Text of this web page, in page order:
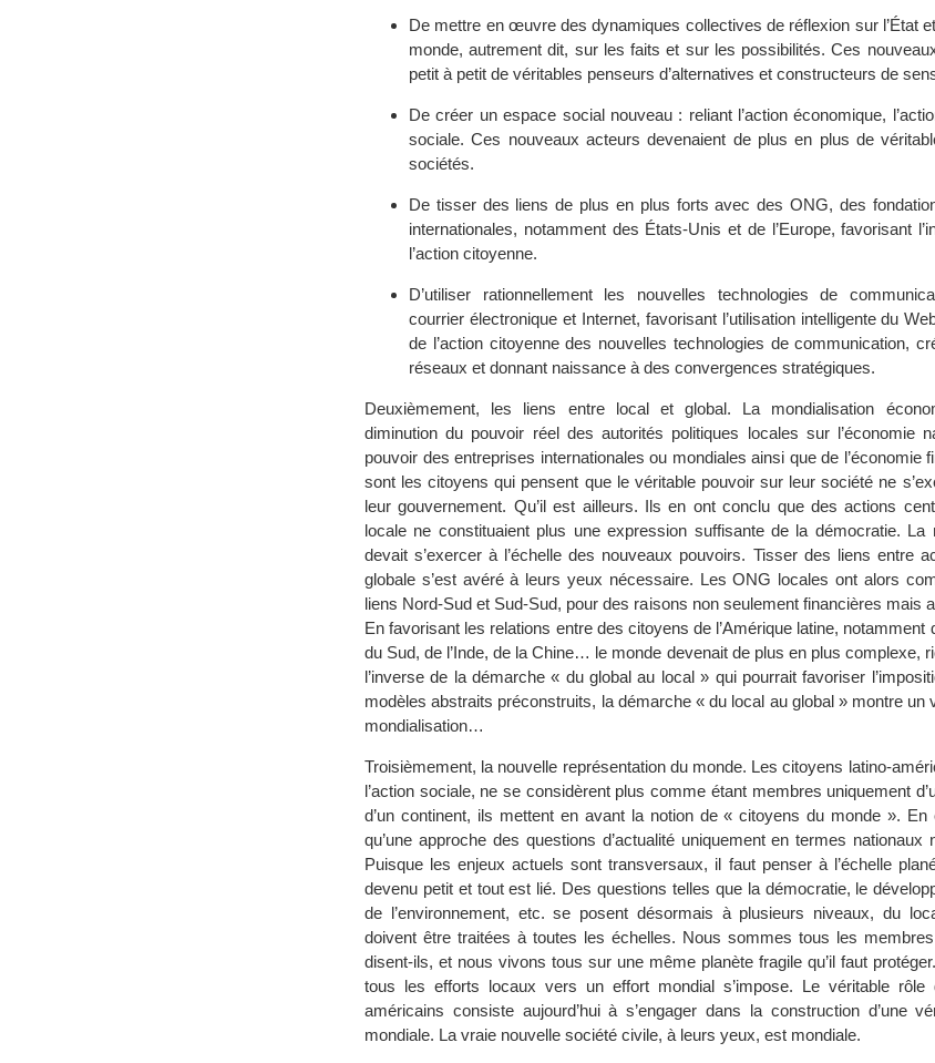
De mettre en œuvre des dynamiques collectives de réflexion sur l’État
monde, autrement dit, sur les faits et sur les possibilités. Ces
petit à petit de véritables penseurs d’alternatives et constructeurs de
De créer un espace social nouveau : reliant l’action économique,
sociale. Ces nouveaux acteurs devenaient de plus en plus de
sociétés.
De tisser des liens de plus en plus forts avec des ONG, des
internationales, notamment des États-Unis et de l’Europe, favorisant
l’action citoyenne.
D’utiliser rationnellement les nouvelles technologies de
courrier électronique et Internet, favorisant l’utilisation intelligente du
de l’action citoyenne des nouvelles technologies de communication,
réseaux et donnant naissance à des convergences stratégiques.
Deuxièmement, les liens entre local et global. La mondialisation
diminution du pouvoir réel des autorités politiques locales sur l’économie
pouvoir des entreprises internationales ou mondiales ainsi que de l’économie
sont les citoyens qui pensent que le véritable pouvoir sur leur société ne
leur gouvernement. Qu’il est ailleurs. Ils en ont conclu que des actions
locale ne constituaient plus une expression suffisante de la démocratie. La
devait s’exercer à l’échelle des nouveaux pouvoirs. Tisser des liens entre
globale s’est avéré à leurs yeux nécessaire. Les ONG locales ont alors
liens Nord-Sud et Sud-Sud, pour des raisons non seulement financières mais
En favorisant les relations entre des citoyens de l’Amérique latine, notamment
du Sud, de l’Inde, de la Chine… le monde devenait de plus en plus complexe,
l’inverse de la démarche « du global au local » qui pourrait favoriser
modèles abstraits préconstruits, la démarche « du local au global » montre un
mondialisation…
Troisièmement, la nouvelle représentation du monde. Les citoyens latino-
l’action sociale, ne se considèrent plus comme étant membres uniquement
d’un continent, ils mettent en avant la notion de « citoyens du monde ». En
qu’une approche des questions d’actualité uniquement en termes nationaux
Puisque les enjeux actuels sont transversaux, il faut penser à l’échelle
devenu petit et tout est lié. Des questions telles que la démocratie, le
de l’environnement, etc. se posent désormais à plusieurs niveaux, du
doivent être traitées à toutes les échelles. Nous sommes tous les membres
disent-ils, et nous vivons tous sur une même planète fragile qu’il faut
tous les efforts locaux vers un effort mondial s’impose. Le véritable rôle
américains consiste aujourd’hui à s’engager dans la construction d’une
mondiale. La vraie nouvelle société civile, à leurs yeux, est mondiale.